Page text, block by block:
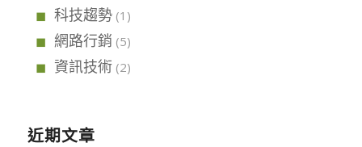
科技趨勢(1)
網路行銷 (5)
資訊技術(2)
近期文章